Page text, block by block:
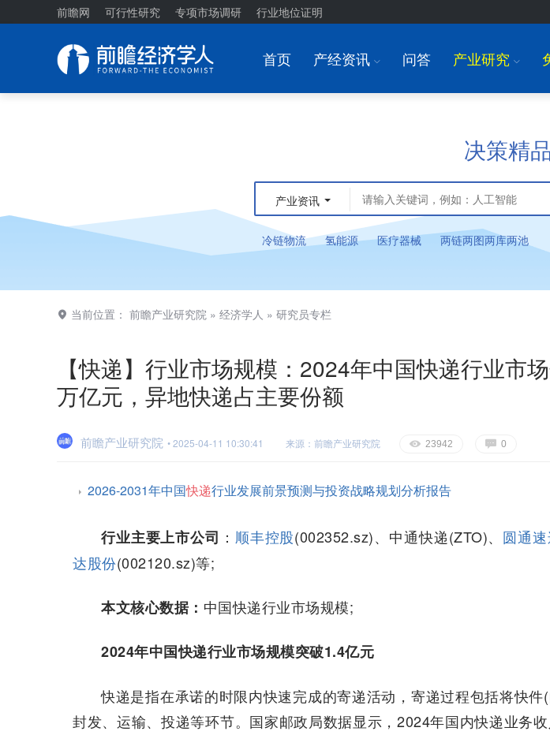
前瞻网 可行性研究 专项市场调研 行业地位证明
首页 产经资讯 I 问答 产业研究 I
决策精
产业资讯
冷链物流 氢能源 医疗器械 两链两图两库两池
当前位置： 前瞻产业研究院 » 经济学人 » 研究员专栏
【快递】行业市场规模：2024年中国快递行业市
万亿元，异地快递占主要份额
前瞻产业研究院 • 2025-04-11 10:30:41 来源：前瞻产业研究院 E 23942 G 0
2026-2031年中国快递行业发展前景预测与投资战略规划分析报告
行业主要上市公司 ： 顺丰控股(002352.sz)、中通快递(ZTO)、 圆通速
达股份(002120.sz)等;
本文核心数据： 中国快递行业市场规模;
2024年中国快递行业市场规模突破1.4亿元
快递是指在承诺的时限内快速完成的寄递活动，寄递过程包括将快件(
封发、运输、投递等环节。国家邮政局数据显示，2024年国内快递业务